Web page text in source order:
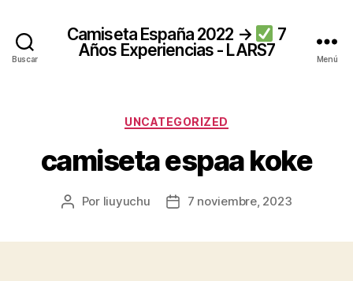
Buscar
Camiseta España 2022 →
7
Años Experiencias - LARS7
Menú
Categorías
UNCATEGORIZED
camiseta espaa koke
Autor
Por liuyuchu
Fecha7 noviembre, 2023